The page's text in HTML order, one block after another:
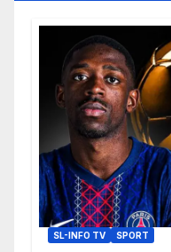
SL-INFO TV SPORT